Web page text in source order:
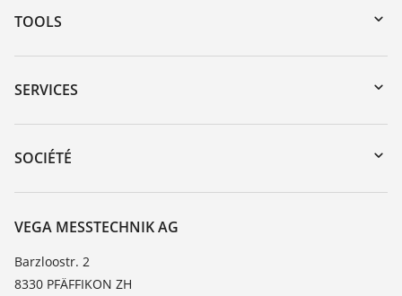
TOOLS
Téléchargements
Recherche par numéro de série
DTM Collection/PACTware
SERVICES
Retour d'appareil
Formations
Liste de compatibilité chimique
TeamViewer
SOCIÉTÉ
À propos de VEGA
Contact
News
Presse
VEGA MESSTECHNIK AG
Barzloostr. 2
8330 PFÄFFIKON ZH